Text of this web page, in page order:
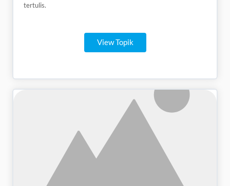
tertulis.
View Topik